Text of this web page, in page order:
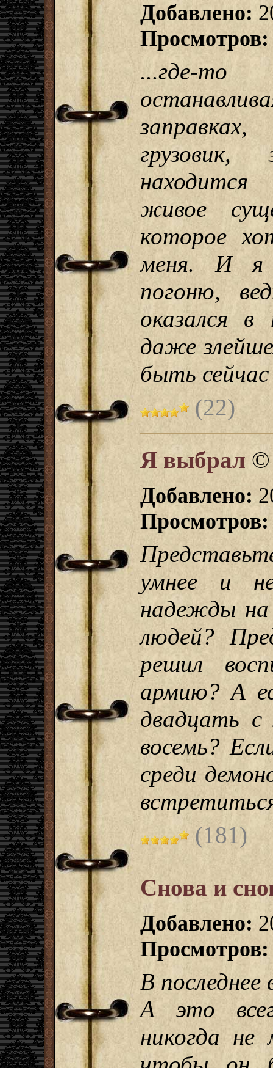
Добавлено:
Просмотров:
...где-
живое
которое
меня. И я
погоню,
оказался
даже
быть
(22)
Я выбрал
Добавлено:
Просмотров:
умнее и
надежды на
людей?
решил
армию? А
двадцать
восемь?
среди
(181)
Снова и
Добавлено:
Просмотров:
В последнее
А это
никогда не